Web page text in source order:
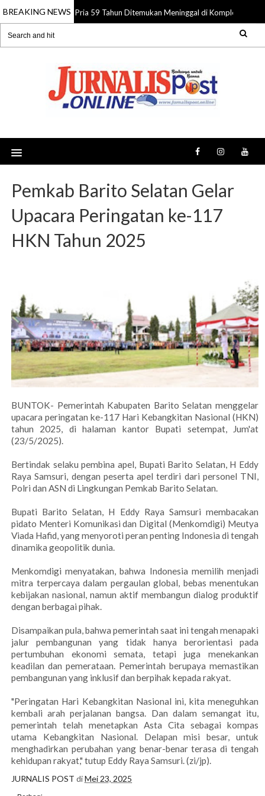
BREAKING NEWS
08 Aug 2026 Pria 59 Tahun Ditemukan Meninggal di Komplek Pasar
Pemkab Barito Selatan Gelar
Upacara Peringatan ke-117
HKN Tahun 2025
BUNTOK- Pemerintah Kabupaten Barito Selatan menggelar
upacara peringatan ke-117 Hari Kebangkitan Nasional (HKN)
tahun 2025, di halaman kantor Bupati setempat, Jum'at
(23/5/2025).
Bertindak selaku pembina apel, Bupati Barito Selatan, H Eddy
Raya Samsuri, dengan peserta apel terdiri dari personel TNI,
Polri dan ASN di Lingkungan Pemkab Barito Selatan.
Bupati Barito Selatan, H Eddy Raya Samsuri membacakan
pidato Menteri Komunikasi dan Digital (Menkomdigi) Meutya
Viada Hafid, yang menyoroti peran penting Indonesia di tengah
dinamika geopolitik dunia.
Menkomdigi menyatakan, bahwa Indonesia memilih menjadi
mitra terpercaya dalam pergaulan global, bebas menentukan
kebijakan nasional, namun aktif membangun dialog produktif
dengan berbagai pihak.
Disampaikan pula, bahwa pemerintah saat ini tengah menapaki
jalur pembangunan yang tidak hanya berorientasi pada
pertumbuhan ekonomi semata, tetapi juga menekankan
keadilan dan pemerataan. Pemerintah berupaya memastikan
pembangunan yang inklusif dan berpihak kepada rakyat.
"Peringatan Hari Kebangkitan Nasional ini, kita meneguhkan
kembali arah perjalanan bangsa. Dan dalam semangat itu,
pemerintah telah menetapkan Asta Cita sebagai kompas
utama Kebangkitan Nasional. Delapan misi besar, untuk
menghadirkan perubahan yang benar-benar terasa di tengah
kehidupan rakyat," tutup Eddy Raya Samsuri. (zi/jp).
JURNALIS POST diMei 23, 2025